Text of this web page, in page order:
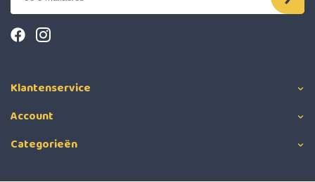
Klantenservice
Account
Categorieën